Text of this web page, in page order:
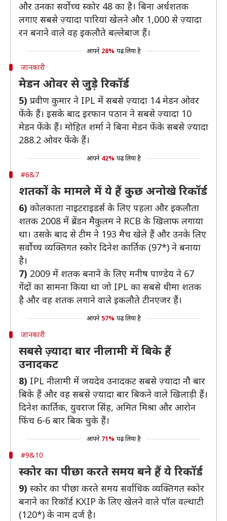
और उनका सर्वोच्च स्कोर 48 का है। बिना अर्धशतक
लगाए सबसे ज़्यादा पारियां खेलने और 1,000 से ज़्यादा
रन बनाने वाले वह इकलौते बल्लेबाज हैं।
आपने 28% पढ़ लिया है
जानकारी
मेडन ओवर से जुड़े रिकॉर्ड
5) प्रवीण कुमार ने IPL में सबसे ज़्यादा 14 मेडन ओवर
फेंके हैं। इसके बाद इरफान पठान ने सबसे ज़्यादा 10
मेडन फेंके हैं। मोहित शर्मा ने बिना मेडन फेंके सबसे ज़्यादा
288.2 ओवर फेंके हैं।
आपने 42% पढ़ लिया है
#6&7
शतकों के मामले में ये हैं कुछ अनोखे रिकॉर्ड
6) कोलकाता नाइटराइडर्स के लिए पहला और इकलौता
शतक 2008 में ब्रेंडन मैकुलम ने RCB के खिलाफ लगाया
था। उसके बाद से टीम ने 193 मैच खेले हैं और उनके लिए
सर्वोच्च व्यक्तिगत स्कोर दिनेश कार्तिक (97*) ने बनाया
है।
7) 2009 में शतक बनाने के लिए मनीष पाण्डेय ने 67
गेंदों का सामना किया था जो IPL का सबसे धीमा शतक
है और वह शतक लगाने वाले इकलौते टीनएजर हैं।
आपने 57% पढ़ लिया है
जानकारी
सबसे ज़्यादा बार नीलामी में बिके हैं
उनादकट
8) IPL नीलामी में जयदेव उनादकट सबसे ज़्यादा नौ बार
बिके हैं और वह सबसे ज़्यादा बार बिकने वाले खिलाड़ी हैं।
दिनेश कार्तिक, युवराज सिंह, अमित मिश्रा और आरोन
फिंच 6-6 बार बिक चुके हैं।
आपने 71% पढ़ लिया है
#9&10
स्कोर का पीछा करते समय बने हैं ये रिकॉर्ड
9) स्कोर का पीछा करते समय सर्वाधिक व्यक्तिगत स्कोर
बनाने का रिकॉर्ड KXIP के लिए खेलने वाले पॉल वल्थाटी
(120*) के नाम दर्ज है।